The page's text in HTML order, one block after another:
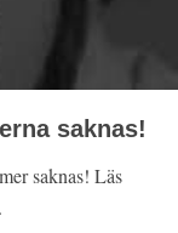
saknas!
saknas! Läs